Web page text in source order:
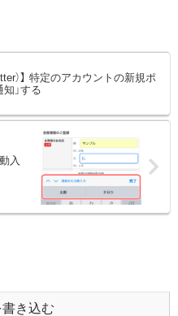
）】 特定のアカウントの新規ポ
知」する
入
き込む